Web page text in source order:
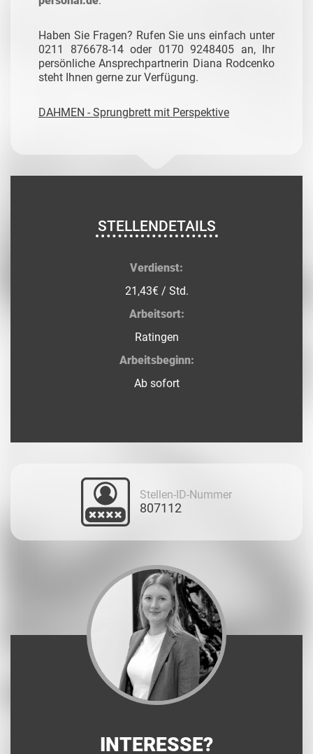
Haben Sie Fragen? Rufen Sie uns einfach unter
0211 876678-14 oder 0170 9248405 an, Ihr
persönliche Ansprechpartnerin Diana Rodcenko
steht Ihnen gerne zur Verfügung.
DAHMEN - Sprungbrett mit Perspektive
STELLENDETAILS
Verdienst:
21,43€ / Std.
Arbeitsort:
Ratingen
Arbeitsbeginn:
Ab sofort
Stellen-ID-Nummer
807112
INTERESSE?